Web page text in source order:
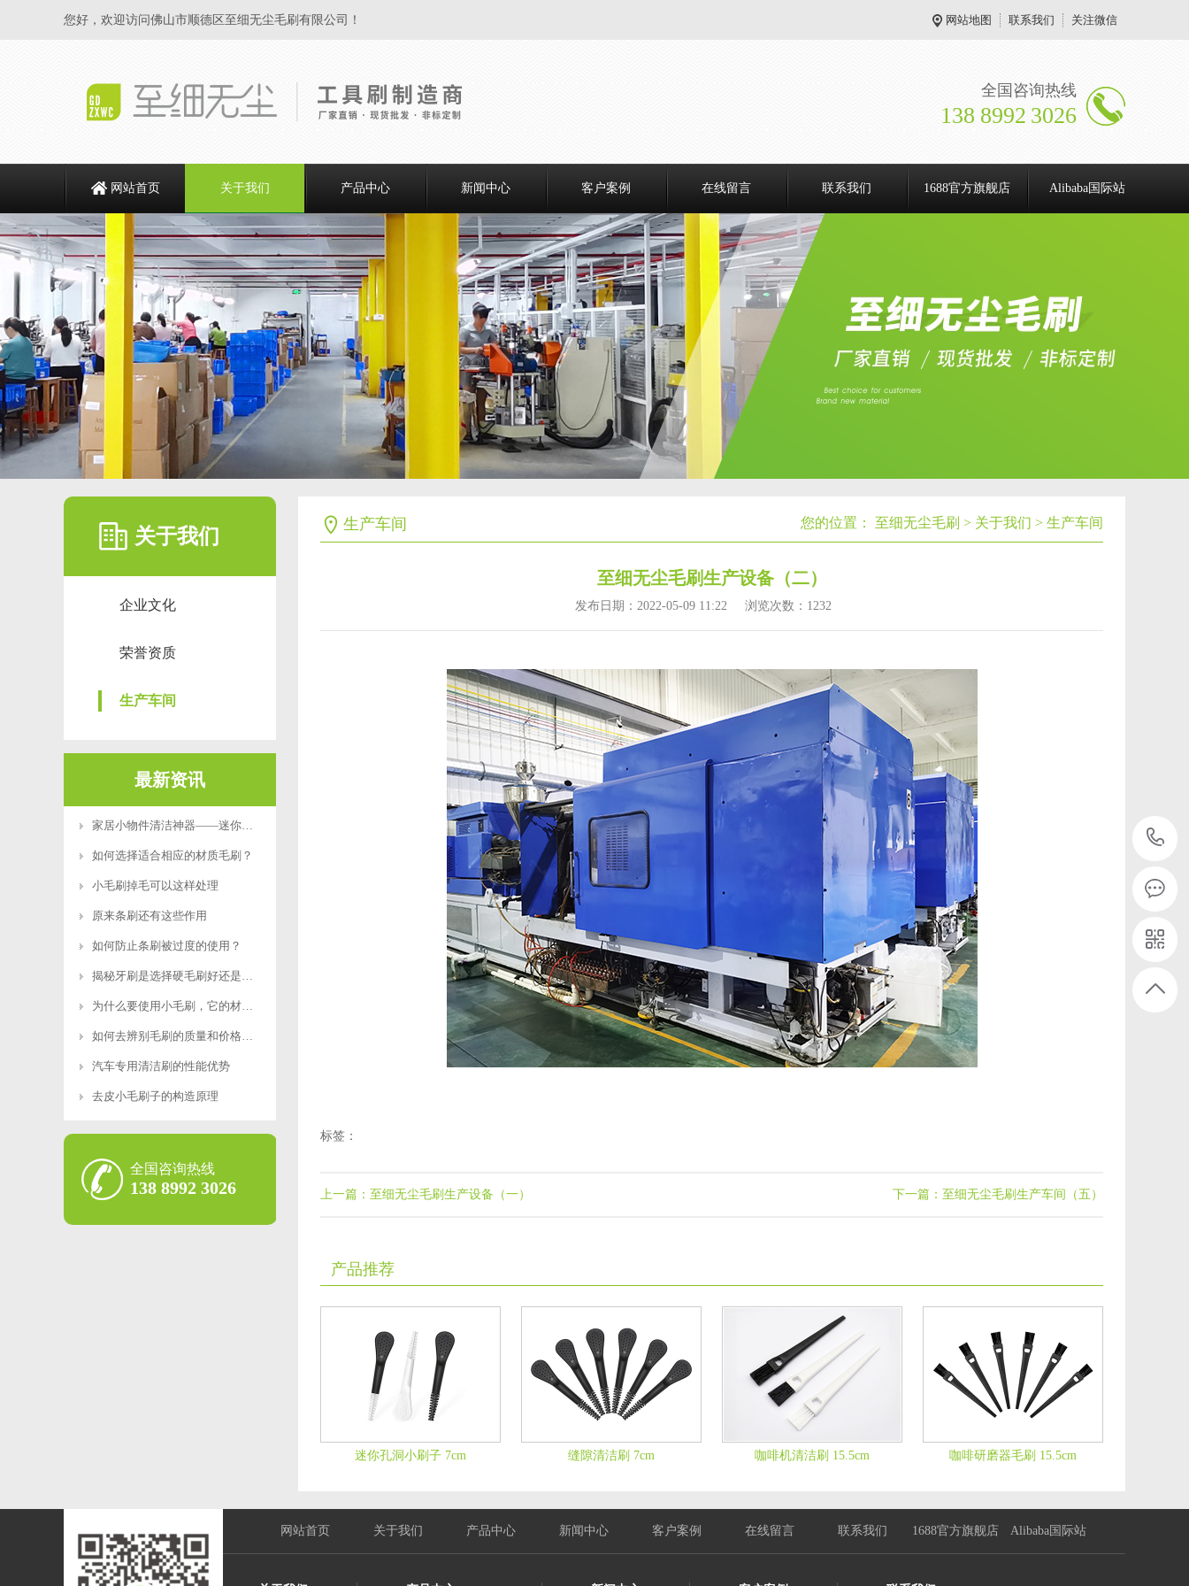
您好，欢迎访问佛山市顺德区至细无尘毛刷有限公司！ 网站地图 联系我们 关注微信
全国咨询热线
138 8992 3026
网站首页 关于我们 产品中心 新闻中心 客户案例 在线留言 联系我们 1688官方旗舰店 Alibaba国际站
关于我们
企业文化
荣誉资质
生产车间
最新资讯
家居小物件清洁神器——迷你便携RoHS食品级认证清
如何选择适合相应的材质毛刷？
小毛刷掉毛可以这样处理
原来条刷还有这些作用
如何防止条刷被过度的使用？
揭秘牙刷是选择硬毛刷好还是软毛刷好？
为什么要使用小毛刷，它的材质特点是什么？
如何去辨别毛刷的质量和价格好坏呢？
汽车专用清洁刷的性能优势
去皮小毛刷子的构造原理
全国咨询热线
138 8992 3026
生产车间 您的位置： 至细无尘毛刷 > 关于我们 > 生产车间
至细无尘毛刷生产设备（二）
发布日期：2022-05-09 11:22 浏览次数： 1232
标签：
上一篇：至细无尘毛刷生产设备（一） 下一篇：至细无尘毛刷生产车间（五）
产品推荐
迷你孔洞小刷子 7cm 缝隙清洁刷 7cm 咖啡机清洁刷 15.5cm 咖啡研磨器毛刷 15.5cm
网站首页 关于我们 产品中心 新闻中心 客户案例 在线留言 联系我们 1688官方旗舰店 Alibaba国际站